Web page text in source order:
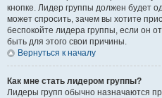
кнопке. Лидер группы должен будет
может спросить, зачем вы хотите
беспокойте лидера группы, если он
быть для этого свои причины.
Вернуться к началу
Как мне стать лидером группы?
Лидеры групп обычно назначаются